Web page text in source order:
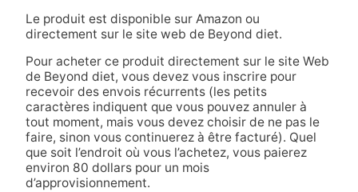
Le produit est disponible sur Amazon ou
directement sur le site web de Beyond diet.
Pour acheter ce produit directement sur le site Web
de Beyond diet, vous devez vous inscrire pour
recevoir des envois récurrents (les petits
caractères indiquent que vous pouvez annuler à
tout moment, mais vous devez choisir de ne pas le
faire, sinon vous continuerez à être facturé). Quel
que soit l’endroit où vous l’achetez, vous paierez
environ 80 dollars pour un mois
d’approvisionnement.